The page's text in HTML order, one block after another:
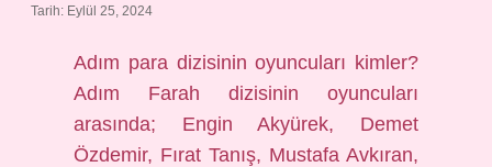
Tarih: Eylül 25, 2024
Adım para dizisinin oyuncuları kimler?
Adım Farah dizisinin oyuncuları
arasında; Engin Akyürek, Demet
Özdemir, Fırat Tanış, Mustafa Avkıran,